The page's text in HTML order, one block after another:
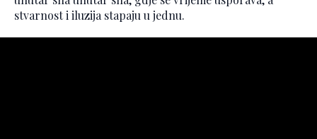
stvarnost i iluzija stapaju u jednu.